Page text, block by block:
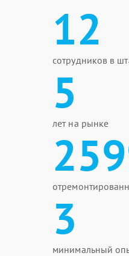
12
сотрудников в
5
лет на рынке
3
минимальный